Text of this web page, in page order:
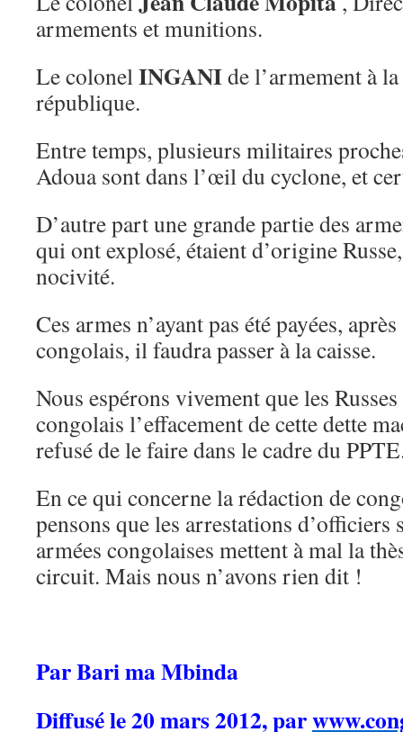
armements et munitions.
Le colonelINGANIde l’armement à
république.
Entre temps, plusieurs militaires
Adoua sont dans l’œil du cyclone, et
D’autre part une grande partie des
qui ont explosé, étaient d’origine
nocivité.
Ces armes n’ayant pas été payées,
congolais, il faudra passer à la caisse.
Nous espérons vivement que les
congolais l’effacement de cette dette
refusé de le faire dans le cadre du
En ce qui concerne la rédaction de
pensons que les arrestations d’officiers
armées congolaises mettent à mal la
circuit. Mais nous n’avons rien dit !
Par Bari ma Mbinda
Diffusé le 20 mars 2012, par